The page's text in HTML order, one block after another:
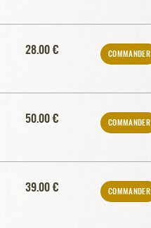
28.00 € COMMANDER
50.00 € COMMANDER
39.00 € COMMANDER